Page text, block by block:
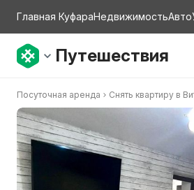
Главная КуфараНедвижимостьАвто
Путешествия
Посуточная аренда Снять квартиру в